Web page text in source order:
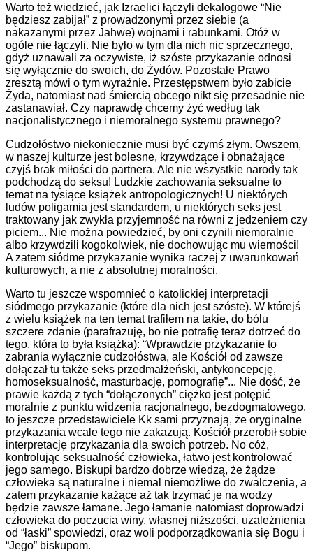
Warto też wiedzieć, jak Izraelici łączyli dekalogowe “Nie
będziesz zabijał” z prowadzonymi przez siebie (a
nakazanymi przez Jahwe) wojnami i rabunkami. Otóż w
ogóle nie łączyli. Nie było w tym dla nich nic sprzecznego,
gdyż uznawali za oczywiste, iż szóste przykazanie odnosi
się wyłącznie do swoich, do Żydów. Pozostałe Prawo
zresztą mówi o tym wyraźnie. Przestępstwem było zabicie
Żyda, natomiast nad śmiercią obcego nikt się przesadnie nie
zastanawiał. Czy naprawdę chcemy żyć według tak
nacjonalistycznego i niemoralnego systemu prawnego?
Cudzołóstwo niekoniecznie musi być czymś złym. Owszem,
w naszej kulturze jest bolesne, krzywdzące i obnażające
czyjś brak miłości do partnera. Ale nie wszystkie narody tak
podchodzą do seksu! Ludzkie zachowania seksualne to
temat na tysiące książek antropologicznych! U niektórych
ludów poligamia jest standardem, u niektórych seks jest
traktowany jak zwykła przyjemność na równi z jedzeniem czy
piciem... Nie można powiedzieć, by oni czynili niemoralnie
albo krzywdzili kogokolwiek, nie dochowując mu wierności!
A zatem siódme przykazanie wynika raczej z uwarunkowań
kulturowych, a nie z absolutnej moralności.
Warto tu jeszcze wspomnieć o katolickiej interpretacji
siódmego przykazanie (które dla nich jest szóste). W którejś
z wielu książek na ten temat trafiłem na takie, do bólu
szczere zdanie (parafrazuję, bo nie potrafię teraz dotrzeć do
tego, która to była książka): “Wprawdzie przykazanie to
zabrania wyłącznie cudzołóstwa, ale Kościół od zawsze
dołączał tu także seks przedmałżeński, antykoncepcję,
homoseksualność, masturbację, pornografię”... Nie dość, że
prawie każdą z tych “dołączonych” ciężko jest potępić
moralnie z punktu widzenia racjonalnego, bezdogmatowego,
to jeszcze przedstawiciele Kk sami przyznają, że oryginalne
przykazania wcale tego nie zakazują. Kościół przerobił sobie
interpretację przykazania dla swoich potrzeb. No cóż,
kontrolując seksualność człowieka, łatwo jest kontrolować
jego samego. Biskupi bardzo dobrze wiedzą, że żądze
człowieka są naturalne i niemal niemożliwe do zwalczenia, a
zatem przykazanie każące aż tak trzymać je na wodzy
będzie zawsze łamane. Jego łamanie natomiast doprowadzi
człowieka do poczucia winy, własnej niższości, uzależnienia
od “łaski” spowiedzi, oraz woli podporządkowania się Bogu i
“Jego” biskupom.